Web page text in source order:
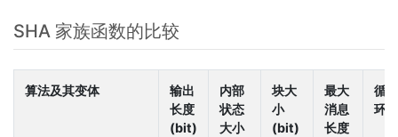
SHA 家族函数的比较
算法及其变体
输出
长度
(bit)
内部
状态
大小
块大
小
(bit)
最大
消息
长度
循
环